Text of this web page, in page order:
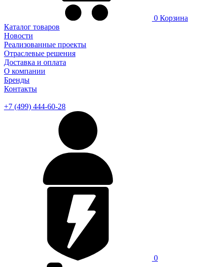
0 Корзина
Каталог товаров
Новости
Реализованные проекты
Отраслевые решения
Доставка и оплата
О компании
Бренды
Контакты
+7 (499) 444-60-28
0